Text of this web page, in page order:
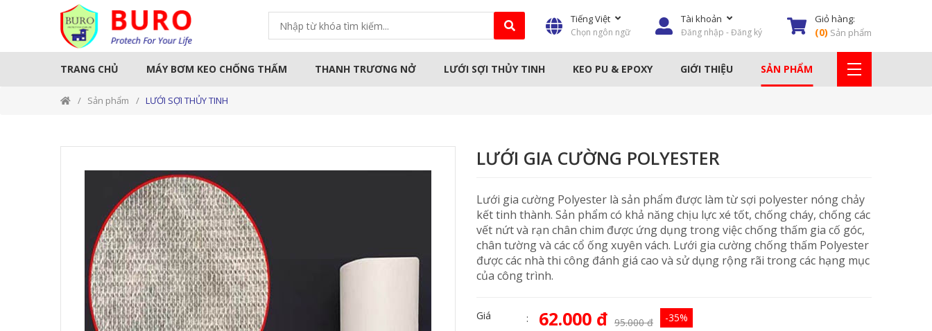
Tiếng Việt
Chọn ngôn ngữ
Tài khoản
Đăng nhập - Đăng ký
Giỏ hàng:
(0) Sản phẩm
TRANG CHỦ MÁY BƠM KEO CHỐNG THẤM THANH TRƯƠNG NỞ LƯỚI SỢI THỦY TINH KEO PU & EPOXY GIỚI THIỆU SẢN PHẨM
THƯƠNG HIỆU
Sản phẩm KINGCAT
Sản phẩm BESTMIX
Sản phẩm KOVA
Sản phẩm TOÀN CẦU
Sản phẩm SIKA
Sản phẩm QUISEAL
SẢN PHẨM NEOMAX
KEO CHỐNG THẤM
MÁY PHUN XÂY DỰNG
THIẾT BỊ NÂNG & HẠ
KEO PU & EPOXY
Sản phẩm LƯỚI SỢI THỦY TINH
LƯỚI GIA CƯỜNG POLYESTER
Lưới gia cường Polyester là sản phẩm được làm từ sợi polyester nóng chảy
kết tinh thành. Sản phẩm có khả năng chịu lực xé tốt, chống cháy, chống các
vết nứt và rạn chân chim được ứng dụng trong việc chống thấm gia cố góc,
chân tường và các cổ ống xuyên vách. Lưới gia cường chống thấm Polyester
được các nhà thi công đánh giá cao và sử dụng rộng rãi trong các hạng mục
của công trình.
Giá 62.000 đ 95.000 đ -35%